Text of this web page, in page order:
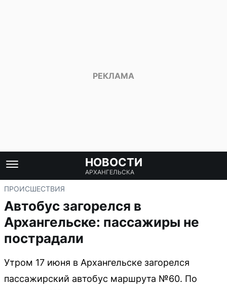
НОВОСТИ
АРХАНГЕЛЬСКА
ПРОИСШЕСТВИЯ
Автобус загорелся в
Архангельске: пассажиры не
пострадали
Утром 17 июня в Архангельске загорелся
пассажирский автобус маршрута №60. По